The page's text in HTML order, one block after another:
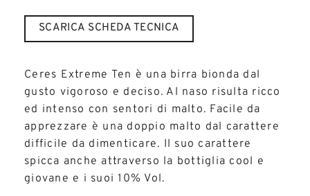
SCARICA SCHEDA TECNICA
Ceres Extreme Ten è una birra bionda dal
gusto vigoroso e deciso. Al naso risulta ricco
ed intenso con sentori di malto. Facile da
apprezzare è una doppio malto dal carattere
difficile da dimenticare. Il suo carattere
spicca anche attraverso la bottiglia cool e
giovane e i suoi 10% Vol.